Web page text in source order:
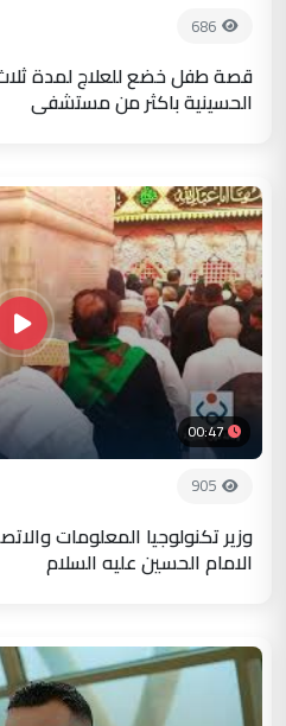
686
قصة طفل خضع للعلاج لمدة
الحسينية باكثر من مستشفى
00:47
905
وزير تكنولوجيا المعلومات
الامام الحسين عليه السلام